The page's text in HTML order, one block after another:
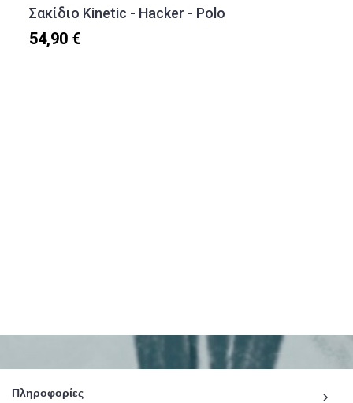
Σακίδιο Kinetic - Hacker - Polo
54,90 €
Πληροφορίες